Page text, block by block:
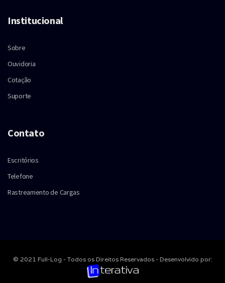
Institucional
Sobre
Ouvidoria
Cotação
Suporte
Contato
Escritórios
Telefone
Rastreamento de Cargas
© 2021 Full-Log - Todos os Direitos Reservados - Desenvolvido por: